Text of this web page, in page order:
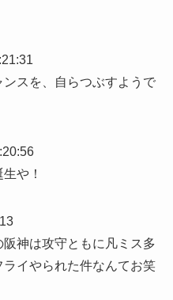
スを、自らつぶすようで
や！
神は攻守ともに凡ミス多
イやられた件なんてお笑